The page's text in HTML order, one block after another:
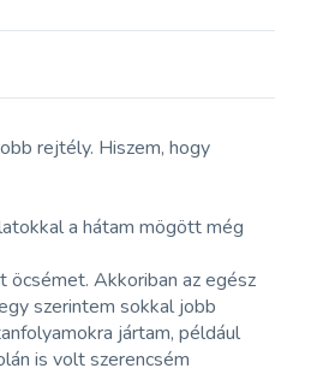
rejtély. Hiszem, hogy
a hátam mögött még
Akkoriban az egész
szerintem sokkal jobb
jártam, például
is volt szerencsém